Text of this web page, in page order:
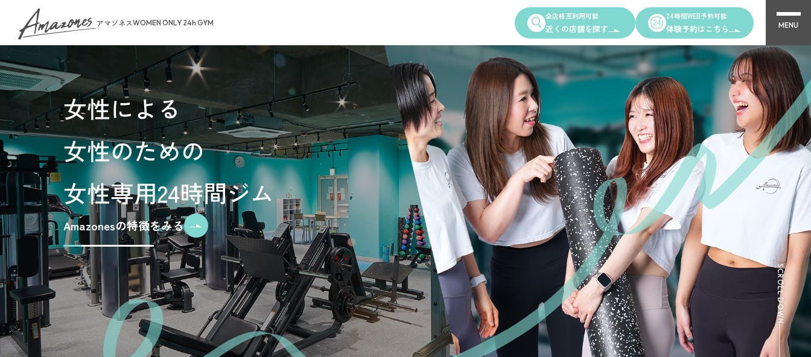
アマゾネスWOMEN ONLY 24h GYM
全店相互利用可能
近くの店舗を探す
24時間WEB予約可能
体験予約はこちら MENU
トップページ
お知らせ
ゾネスタイムズ
無料体験・見学予約
ご予約から無料体験・見学までの流れ
料金案内
入会手続きのご案内
お支払いについて
よくあるご質問
会員様からいただいた声
Service
女性専用24時間ジム
Amazonesのパーソナルトレーニング
Dr.Amazones
AI姿勢診断・改善
Recruitment
採用情報
Other Shops
完全個室PRIVATE GYM Highness
24時間ジム Amazones & Hercules
AMAZONES ONLINE SHOP
お問い合わせ マイページ
運営会社について サイトマップご利用規約個人情報保護方針WEBサイトのご利用に当たって
女性による
女性のための
女性専用24時間ジム
Amazonesの特徴をみる
SCROLL DOWN